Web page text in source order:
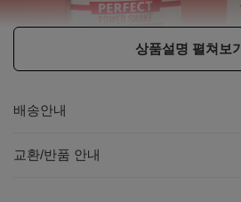
상품설명 펼쳐보기
배송안내
교환/반품 안내